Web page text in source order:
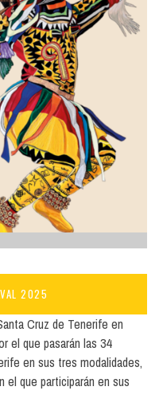
2025
Cruz de Tenerife en
el que pasarán las 34
en sus tres modalidades,
el que participarán en sus